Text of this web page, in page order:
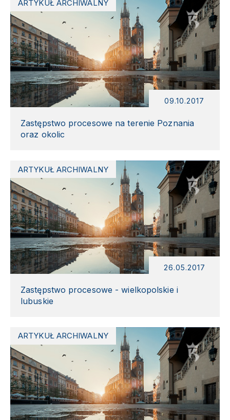
ARTYKUŁ ARCHIWALNY
09.10.2017
Zastępstwo procesowe na terenie Poznania
oraz okolic
ARTYKUŁ ARCHIWALNY
26.05.2017
Zastępstwo procesowe - wielkopolskie i
lubuskie
ARTYKUŁ ARCHIWALNY